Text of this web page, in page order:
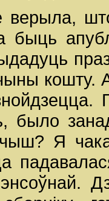
быць
кошту.
было
Я